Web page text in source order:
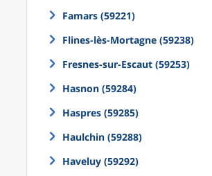
Famars (59221)
Flines-lès-Mortagne (59238)
Fresnes-sur-Escaut (59253)
Hasnon (59284)
Haspres (59285)
Haulchin (59288)
Haveluy (59292)